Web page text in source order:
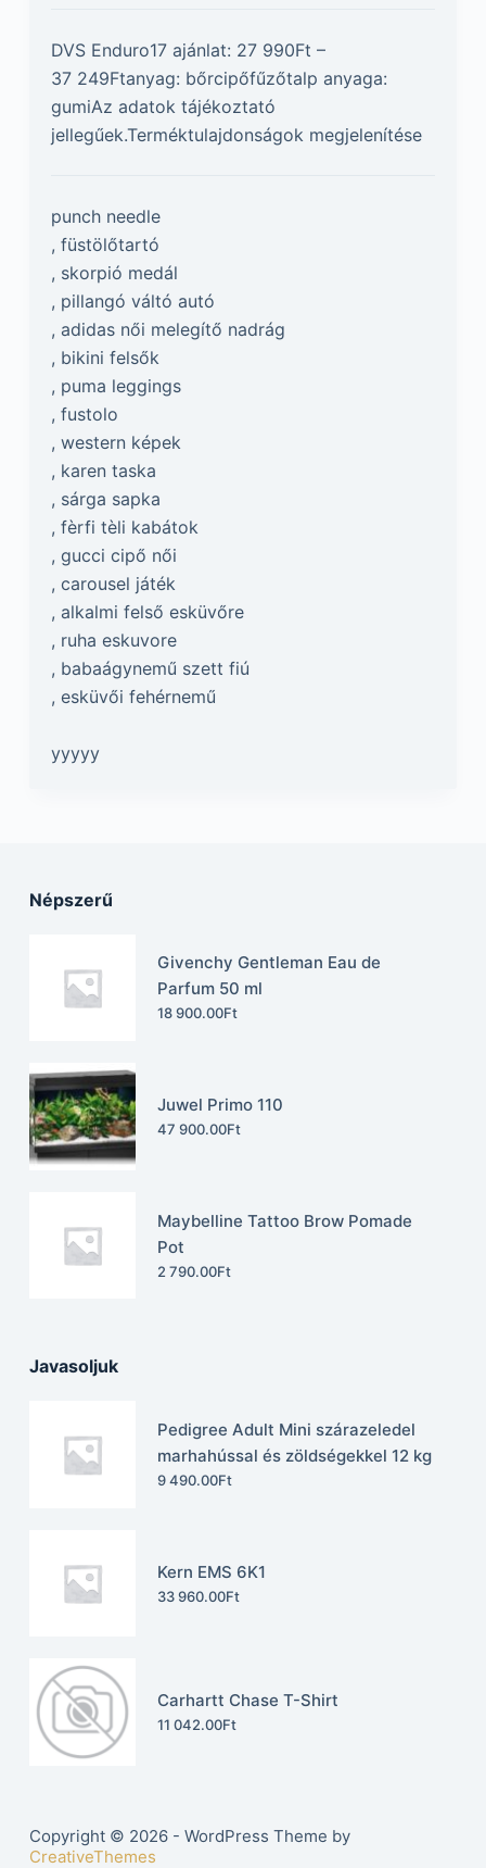
DVS Enduro17 ajánlat: 27 990Ft –
37 249Ftanyag: bőrcipőfűzőtalp anyaga:
gumiAz adatok tájékoztató
jellegűek.Terméktulajdonságok megjelenítése
punch needle
, füstölőtartó
, skorpió medál
, pillangó váltó autó
, adidas női melegítő nadrág
, bikini felsők
, puma leggings
, fustolo
, western képek
, karen taska
, sárga sapka
, fèrfi tèli kabátok
, gucci cipő női
, carousel játék
, alkalmi felső esküvőre
, ruha eskuvore
, babaágynemű szett fiú
, esküvői fehérnemű
yyyyy
Népszerű
Givenchy Gentleman Eau de
Parfum 50 ml
18 900.00Ft
Juwel Primo 110
47 900.00Ft
Maybelline Tattoo Brow Pomade
Pot
2 790.00Ft
Javasoljuk
Pedigree Adult Mini szárazeledel
marhahússal és zöldségekkel 12 kg
9 490.00Ft
Kern EMS 6K1
33 960.00Ft
Carhartt Chase T-Shirt
11 042.00Ft
Copyright © 2026 - WordPress Theme by
CreativeThemes